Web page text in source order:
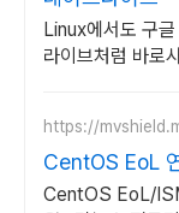
Linux에서도 구
라이브처럼 바로
https://
CentOS EoL
CentOS EoL/